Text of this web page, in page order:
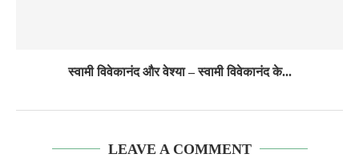
स्वामी विवेकानंद और वेश्या – स्वामी विवेकानंद के...
LEAVE A COMMENT